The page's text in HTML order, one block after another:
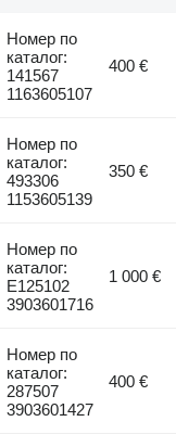
Номер по
каталог:
141567
1163605107
400 €
Номер по
каталог:
493306
1153605139
350 €
Номер по
каталог:
E125102
3903601716
1 000 €
Номер по
каталог:
287507
3903601427
400 €